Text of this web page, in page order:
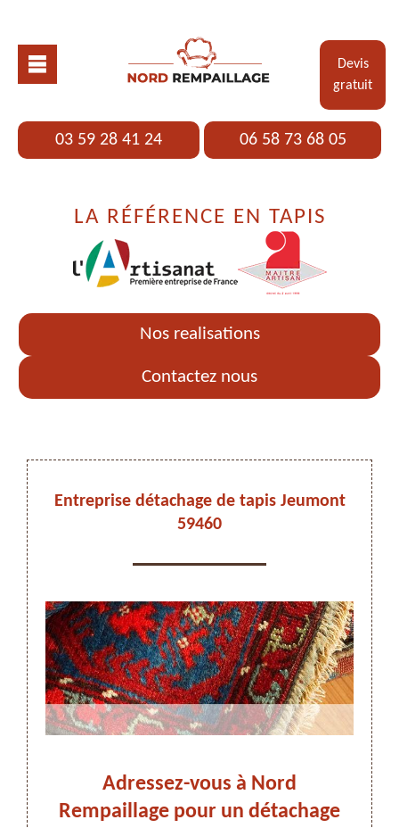
Devis
gratuit
03 59 28 41 24 06 58 73 68 05
LA RÉFÉRENCE EN TAPIS
Nos realisations
Contactez nous
Entreprise détachage de tapis Jeumont
59460
Adressez-vous à Nord
Rempaillage pour un détachage